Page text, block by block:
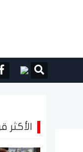
الأكثر